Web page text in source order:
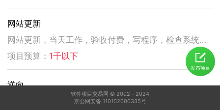
网站更新
网站更新，当天工作，验收付费，写程序，检查系统，更新资料库，按发现问题及时处理，写新的广州话A l软件
项目预算： 1千以下 5
逆向
发布项目
软件项目交易网 © 2002－2024
京公网安备 110102000335号